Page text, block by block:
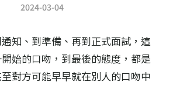
2024-03-04
知、到準備、再到正式面試，這
始的口吻，到最後的態度，都是
對方可能早早就在別人的口吻中